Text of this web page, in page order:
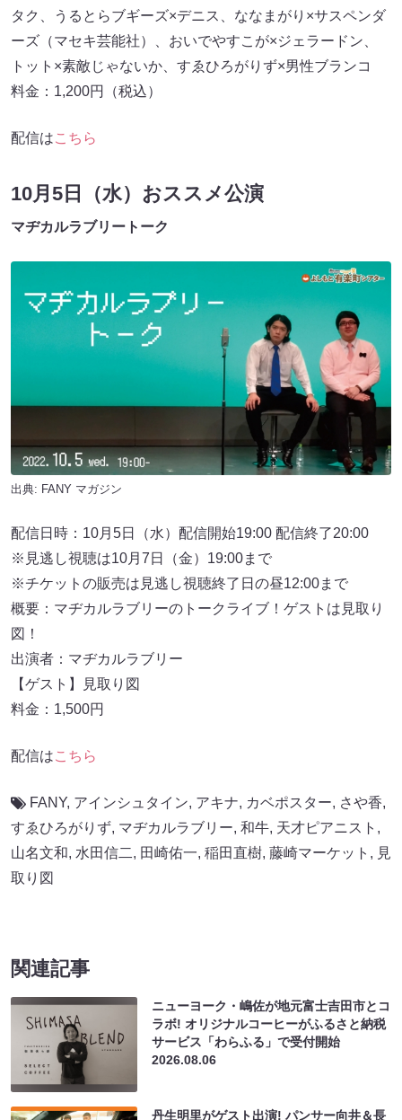
タク、うるとらブギーズ×デニス、ななまがり×サスペンダ
ーズ（マセキ芸能社）、おいでやすこが×ジェラードン、
トット×素敵じゃないか、すゑひろがりず×男性ブランコ
料金：1,200円（税込）
配信はこちら
10月5日（水）おススメ公演
マヂカルラブリートーク
出典: FANY マガジン
配信日時：10月5日（水）配信開始19:00 配信終了20:00
※見逃し視聴は10月7日（金）19:00まで
※チケットの販売は見逃し視聴終了日の昼12:00まで
概要：マヂカルラブリーのトークライブ！ゲストは見取り
図！
出演者：マヂカルラブリー
【ゲスト】見取り図
料金：1,500円
配信はこちら
FANY, アインシュタイン, アキナ, カベポスター, さや香,
すゑひろがりず, マヂカルラブリー, 和牛, 天才ピアニスト ,
山名文和, 水田信二, 田崎佑一, 稲田直樹, 藤崎マーケット , 見
取り図
関連記事
ニューヨーク・嶋佐が地元富士吉田市とコ
ラボ! オリジナルコーヒーがふるさと納税
サービス「わらふる」で受付開始
2026.08.06
丹生明里がゲスト出演! パンサー向井＆長